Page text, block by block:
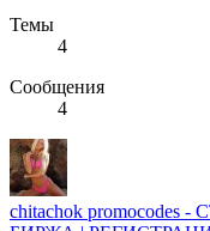
Темы
4
Сообщения
4
chitachok